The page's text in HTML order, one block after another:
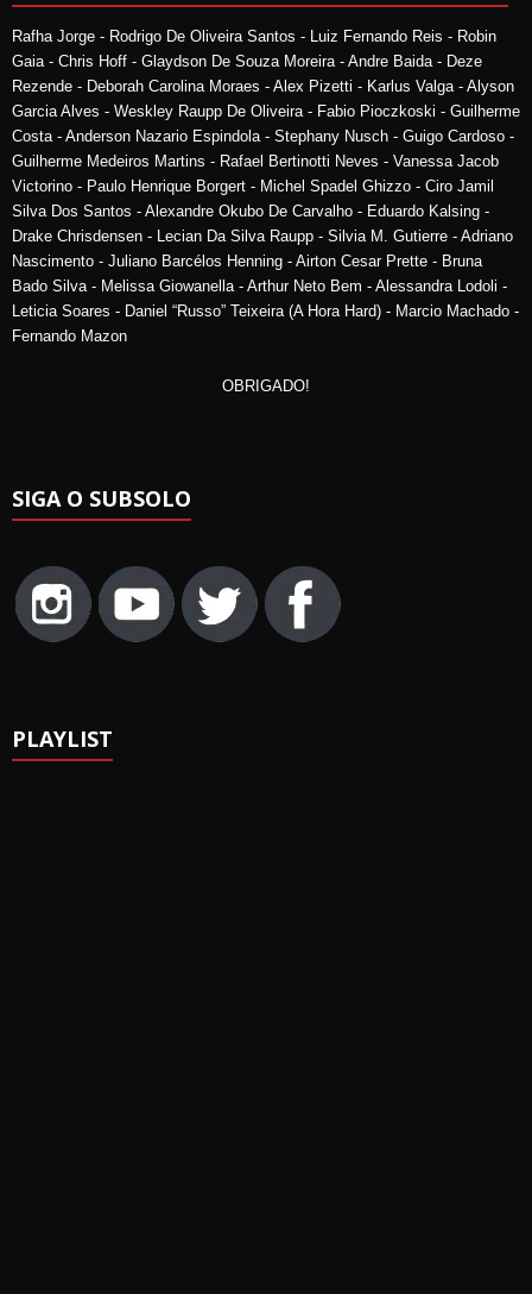
Rafha Jorge - Rodrigo De Oliveira Santos - Luiz Fernando Reis - Robin
Gaia - Chris Hoff - Glaydson De Souza Moreira - Andre Baida - Deze
Rezende - Deborah Carolina Moraes - Alex Pizetti - Karlus Valga - Alyson
Garcia Alves - Weskley Raupp De Oliveira - Fabio Pioczkoski - Guilherme
Costa - Anderson Nazario Espindola - Stephany Nusch - Guigo Cardoso -
Guilherme Medeiros Martins - Rafael Bertinotti Neves - Vanessa Jacob
Victorino - Paulo Henrique Borgert - Michel Spadel Ghizzo - Ciro Jamil
Silva Dos Santos - Alexandre Okubo De Carvalho - Eduardo Kalsing -
Drake Chrisdensen - Lecian Da Silva Raupp - Silvia M. Gutierre - Adriano
Nascimento - Juliano Barcélos Henning - Airton Cesar Prette - Bruna
Bado Silva - Melissa Giowanella - Arthur Neto Bem - Alessandra Lodoli -
Leticia Soares - Daniel “Russo” Teixeira (A Hora Hard) - Marcio Machado -
Fernando Mazon
OBRIGADO!
SIGA O SUBSOLO
PLAYLIST